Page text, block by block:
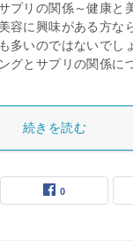
プリの関係～健康と
容に興味がある方な
多いのではないでし
グとサプリの関係に
続きを読む
0